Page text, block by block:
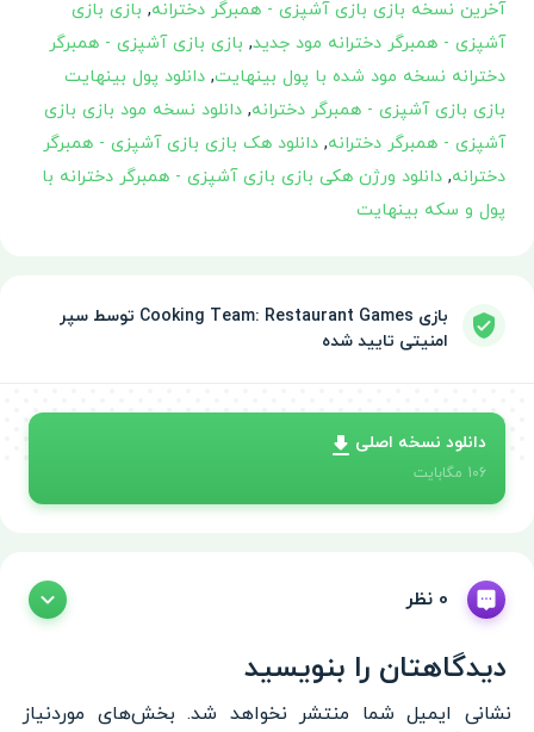
آخرین نسخه بازی بازی آشپزی - همبرگر دخترانه, بازی بازی
آشپزی - همبرگر دخترانه مود جدید, بازی بازی آشپزی - همبرگر
دخترانه نسخه مود شده با پول بینهایت, دانلود پول بینهایت
بازی بازی آشپزی - همبرگر دخترانه, دانلود نسخه مود بازی بازی
آشپزی - همبرگر دخترانه, دانلود هک بازی بازی آشپزی - همبرگر
دخترانه, دانلود ورژن هکی بازی بازی آشپزی - همبرگر دخترانه با
پول و سکه بینهایت
بازی Cooking Team: Restaurant Games توسط سپر
امنیتی تایید شده
دانلود نسخه اصلی
106 مگابایت
0 نظر
دیدگاهتان را بنویسید
نشانی ایمیل شما منتشر نخواهد شد. بخش‌های موردنیاز